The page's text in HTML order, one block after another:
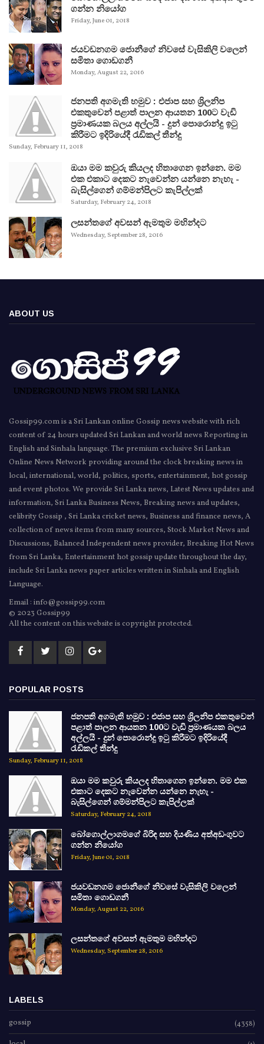
ගන්න නියෝග
Friday, June 01, 2018
ජයවඩනගම ජොනීගේ නිවසේ වැසිකිලි වලෙන්
සමිතා ගොඩගනී
Monday, August 22, 2016
ජනපති අගමැති හමුව : එජාප සහ ශ්‍රිලනිප
එකතුවෙන් පළාත් පාලන ආයතන 100ට වැඩි
ප්‍රමාණයක බලය අල්ලයි - දුන් පොරොන්දු ඉටු
කිරීමට ඉදිරියේදී රැඩිකල් තීන්දු
Sunday, February 11, 2018
ඔයා මම කවුරු කියලද හිතාගෙන ඉන්නෙ. මම
එක එකාට දෙකට නැවෙන්න යන්නෙ නැහැ -
බැසිල්ගෙන් ගම්මන්පිලට කැපිල්ලක්
Saturday, February 24, 2018
ලසන්තගේ අවසන් ඇමතුම මහින්දට
Wednesday, September 28, 2016
ABOUT US
Gossip99.com is a Sri Lankan online Gossip news website with rich
content of 24 hours updated Sri Lankan and world news Reporting in
English and Sinhala language. The premium exclusive Sri Lankan
Online News Network providing around the clock breaking news in
local, international, world, politics, sports, entertainment, hot gossip
and event photos. We provide Sri Lanka news, Latest News updates and
information, Sri Lanka Business News, Breaking news and updates,
celibrity Gossip , Sri Lanka cricket news, Business and finance news, A
collection of news items from many sources, Stock Market News and
Discussions, Balanced Independent news provider, Breaking Hot News
from Sri Lanka, Entertainment hot gossip update throughout the day,
include Sri Lanka news paper articles written in Sinhala and English
Language.
Email : info@gossip99.com
© 2023 Gossip99
All the content on this website is copyright protected.
POPULAR POSTS
ජනපති අගමැති හමුව : එජාප සහ ශ්‍රිලනිප එකතුවෙන්
පළාත් පාලන ආයතන 100ට වැඩි ප්‍රමාණයක බලය
අල්ලයි - දුන් පොරොන්දු ඉටු කිරීමට ඉදිරියේදී
රැඩිකල් තීන්දු
Sunday, February 11, 2018
ඔයා මම කවුරු කියලද හිතාගෙන ඉන්නෙ. මම එක
එකාට දෙකට නැවෙන්න යන්නෙ නැහැ -
බැසිල්ගෙන් ගම්මන්පිලට කැපිල්ලක්
Saturday, February 24, 2018
බෝගොල්ලාගමගේ බිරිඳ සහ දියණිය අත්අඩංගුවට
ගන්න නියෝග
Friday, June 01, 2018
ජයවඩනගම ජොනීගේ නිවසේ වැසිකිලි වලෙන්
සමිතා ගොඩගනී
Monday, August 22, 2016
ලසන්තගේ අවසන් ඇමතුම මහින්දට
Wednesday, September 28, 2016
LABELS
gossip (4358)